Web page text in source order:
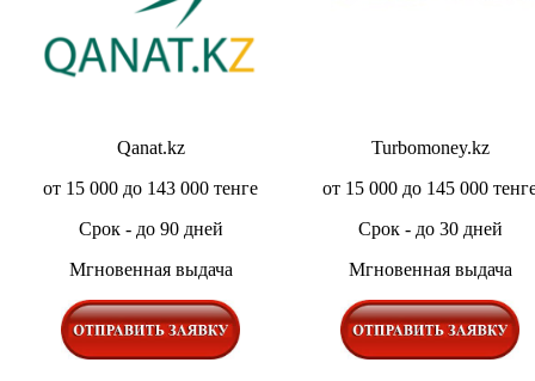
Qanat.kz
от 15 000 до 143 000 тенге
Срок - до 90 дней
Мгновенная выдача
Turbomoney.kz
от 15 000 до 145 000
Срок - до 30 дней
Мгновенная выдача